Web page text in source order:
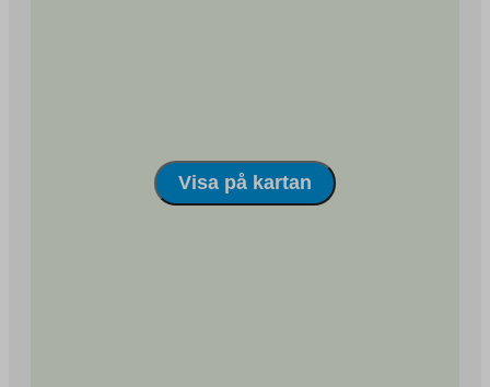
Visa på kartan